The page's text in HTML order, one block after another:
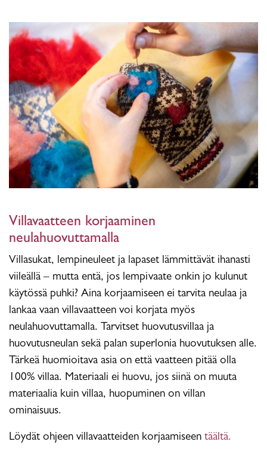
Villavaatteen korjaaminen
neulahuovuttamalla
Villasukat, lempineuleet ja lapaset lämmittävät ihanasti
viileällä – mutta entä, jos lempivaate onkin jo kulunut
käytössä puhki? Aina korjaamiseen ei tarvita neulaa ja
lankaa vaan villavaatteen voi korjata myös
neulahuovuttamalla. Tarvitset huovutusvillaa ja
huovutusneulan sekä palan superlonia huovutuksen alle.
Tärkeä huomioitava asia on että vaatteen pitää olla
100% villaa. Materiaali ei huovu, jos siinä on muuta
materiaalia kuin villaa, huopuminen on villan
ominaisuus.
Löydät ohjeen villavaatteiden korjaamiseen täältä.